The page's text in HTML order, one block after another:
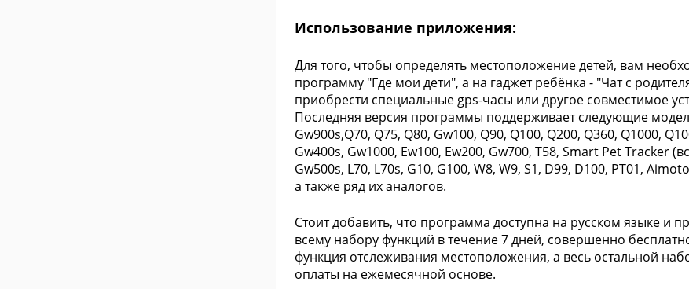
Использование приложения:
Для того, чтобы определять местоположение детей, вам
программу "Где мои дети", а на гаджет ребёнка - "Чат с
приобрести специальные gps-часы или другое совместимое
Последняя версия программы поддерживает следующие
Gw900s,Q70, Q75, Q80, Gw100, Q90, Q100, Q200, Q360, Q1000,
Gw400s, Gw1000, Ew100, Ew200, Gw700, T58, Smart Pet Tracker
Gw500s, L70, L70s, G10, G100, W8, W9, S1, D99, D100, PT01,
а также ряд их аналогов.
Стоит добавить, что программа доступна на русском языке и
всему набору функций в течение 7 дней, совершенно
функция отслеживания местоположения, а весь остальной
оплаты на ежемесячной основе.